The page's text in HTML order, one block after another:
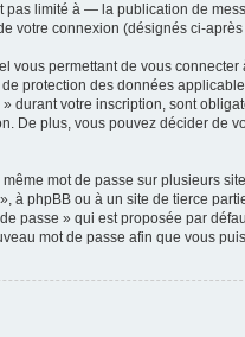
limité à — la publication de
votre connexion (désignés ci-
vous permettant de vous
protection des données
durant votre inscription, sont
De plus, vous pouvez décider de
mot de passe sur plusieurs
à phpBB ou à un site de tierce
passe » qui est proposée par
mot de passe afin que vous